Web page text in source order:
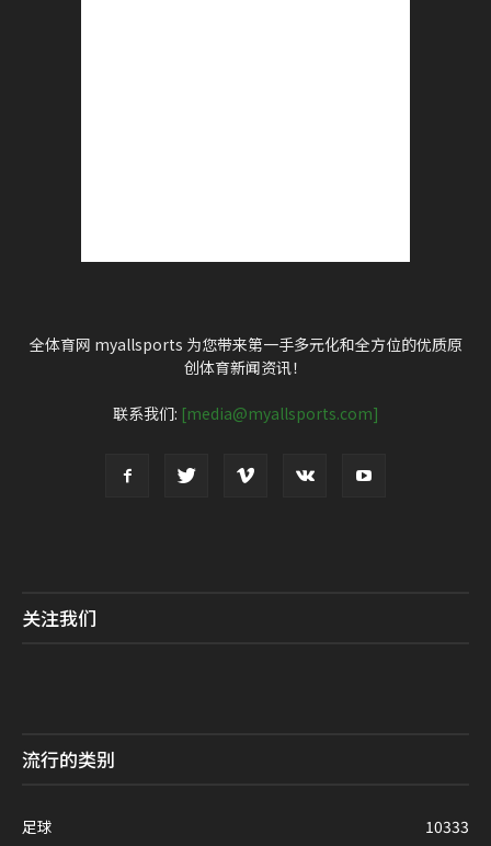
全体育网 myallsports 为您带来第一手多元化和全方位的优质原
创体育新闻资讯！
联系我们: [media@myallsports.com]
关注我们
流行的类别
足球 10333